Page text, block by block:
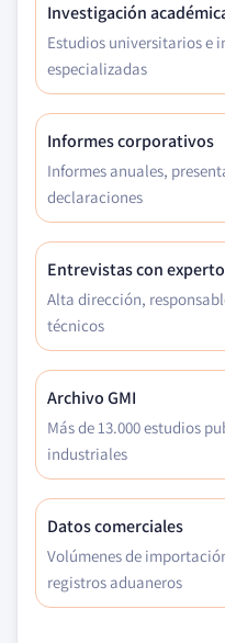
Investigación
Estudios universitarios e
especializadas
Informes corporativos
Informes anuales,
declaraciones
Entrevistas con
Alta dirección,
técnicos
Archivo GMI
Más de 13.000 estudios
industriales
Datos comerciales
Volúmenes de
registros aduaneros